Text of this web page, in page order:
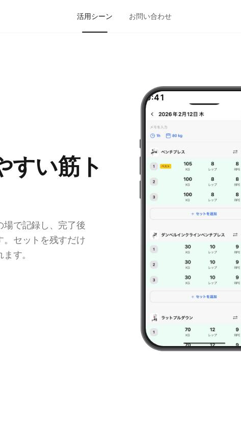
活用シーン お問い合わせ
すい筋ト
場で記録し、完了後
。セットを残すだけ
す。
9:41